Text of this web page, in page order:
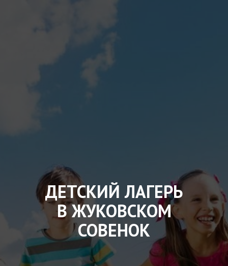
ДЕТСКИЙ ЛАГЕРЬ
В ЖУКОВСКОМ
СОВЕНОК